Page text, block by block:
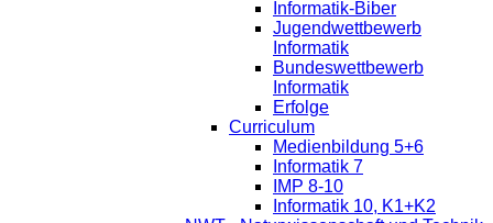
Informatik-Biber
Jugendwettbewerb
Informatik
Bundeswettbewerb
Informatik
Erfolge
Curriculum
Medienbildung 5+6
Informatik 7
IMP 8-10
Informatik 10, K1+K2